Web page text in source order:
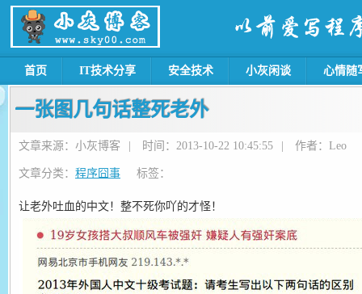
首页 IT技术分享 安全技术 小灰闲谈 心情随
一张图几句话整死老外
文章来源：小灰博客 时间：2013-10-22 10:45:55 作者：Leo
文章分类： 程序囧事 标签：
让老外吐血的中文！整不死你吖的才怪！